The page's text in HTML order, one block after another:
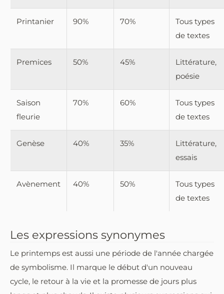
Printanier 90% 70%
Tous types
de textes
Premices 50% 45%
Littérature,
poésie
Saison
fleurie
70% 60%
Tous types
de textes
Genèse 40% 35%
Littérature,
essais
Avènement 40% 50%
Tous types
de textes
Les expressions synonymes
Le printemps est aussi une période de l'année chargée
de symbolisme. Il marque le début d'un nouveau
cycle, le retour à la vie et la promesse de jours plus